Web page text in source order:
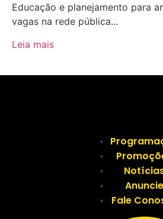
Educação e planejamento para
vagas na rede pública...
Leia mais
Anuncie
Fale